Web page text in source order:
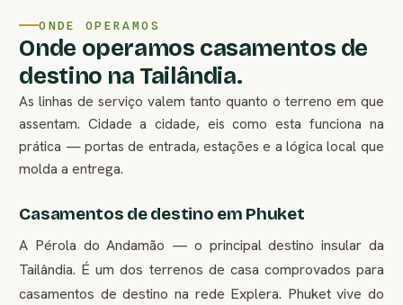
ONDE OPERAMOS
Onde operamos casamentos de
destino na Tailândia.
As linhas de serviço valem tanto quanto o terreno em que
assentam. Cidade a cidade, eis como esta funciona na
prática — portas de entrada, estações e a lógica local que
molda a entrega.
Casamentos de destino em Phuket
A Pérola do Andamão — o principal destino insular da
Tailândia. É um dos terrenos de casa comprovados para
casamentos de destino na rede Explera. Phuket vive do